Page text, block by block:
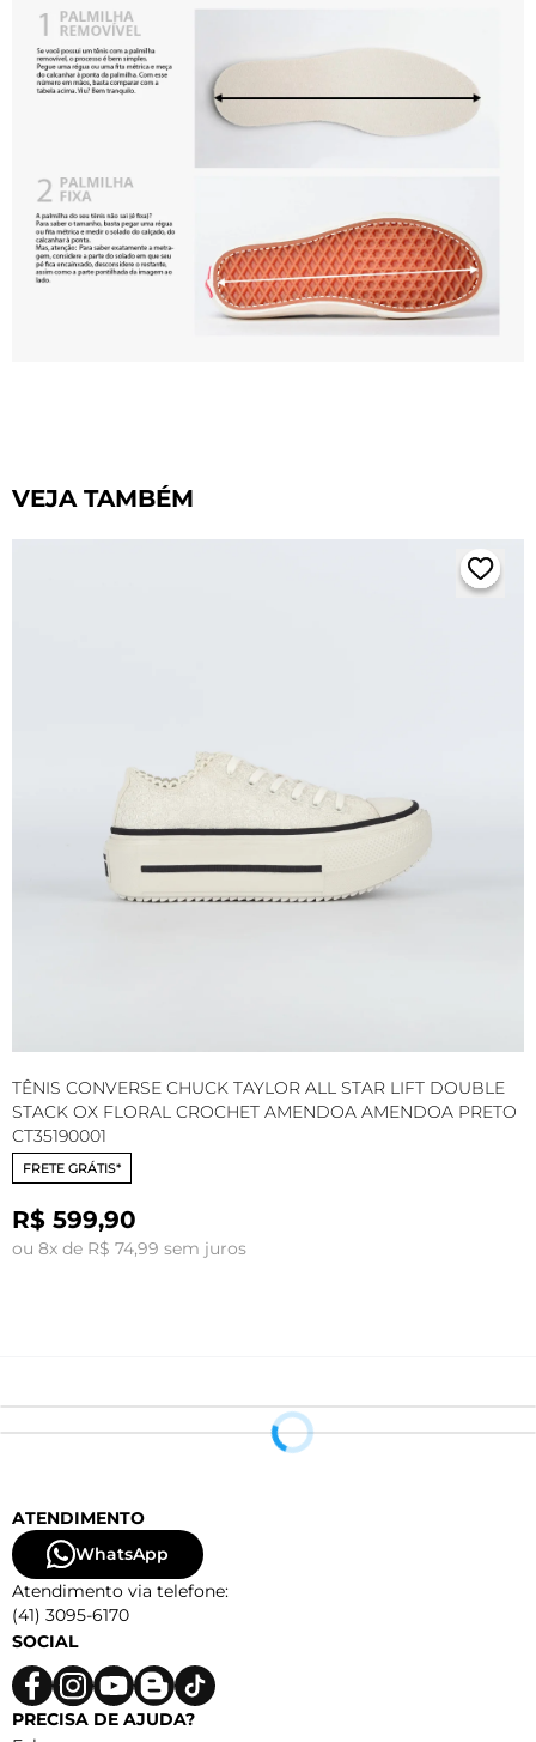
VEJA TAMBÉM
TÊNIS CONVERSE CHUCK TAYLOR ALL STAR LIFT DOUBLE
STACK OX FLORAL CROCHET AMENDOA AMENDOA PRETO
CT35190001
FRETE GRÁTIS*
R$ 599,90
ou 8x de R$ 74,99 sem juros
ATENDIMENTO
WhatsApp
Atendimento via telefone:
(41) 3095-6170
SOCIAL
PRECISA DE AJUDA?